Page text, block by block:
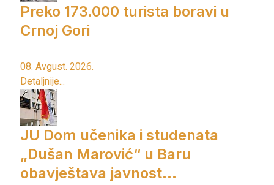
Preko 173.000 turista boravi u
Crnoj Gori
08. Avgust. 2026.
Detaljnije...
JU Dom učenika i studenata
„Dušan Marović“ u Baru
obavještava javnost...